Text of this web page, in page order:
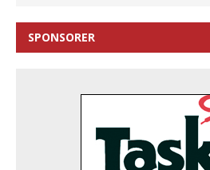
SPONSORER